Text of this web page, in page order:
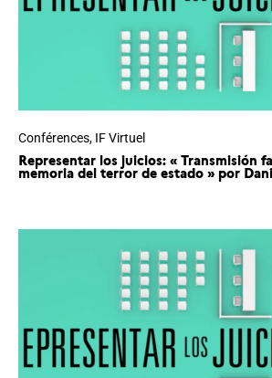
Conférences, IF Virtuel
Representar los juicios: « Transmisión
memoria del terror de estado » por